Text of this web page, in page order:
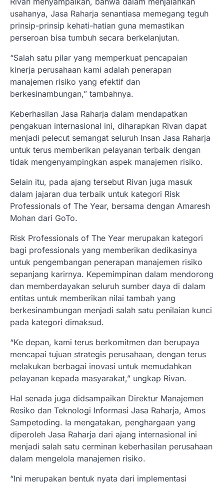
usahanya, Jasa Raharja senantiasa memegang teguh
prinsip-prinsip kehati-hatian guna memastikan
perseroan bisa tumbuh secara berkelanjutan.
“Salah satu pilar yang memperkuat pencapaian
kinerja perusahaan kami adalah penerapan
manajemen risiko yang efektif dan
berkesinambungan,” tambahnya.
Keberhasilan Jasa Raharja dalam mendapatkan
pengakuan internasional ini, diharapkan Rivan dapat
menjadi pelecut semangat seluruh Insan Jasa Raharja
untuk terus memberikan pelayanan terbaik dengan
tidak mengenyampingkan aspek manajemen risiko.
Selain itu, pada ajang tersebut Rivan juga masuk
dalam jajaran dua terbaik untuk kategori Risk
Professionals of The Year, bersama dengan Amaresh
Mohan dari GoTo.
Risk Professionals of The Year merupakan kategori
bagi professionals yang memberikan dedikasinya
untuk pengembangan penerapan manajemen risiko
sepanjang karirnya. Kepemimpinan dalam mendorong
dan memberdayakan seluruh sumber daya di dalam
entitas untuk memberikan nilai tambah yang
berkesinambungan menjadi salah satu penilaian kunci
pada kategori dimaksud.
“Ke depan, kami terus berkomitmen dan berupaya
mencapai tujuan strategis perusahaan, dengan terus
melakukan berbagai inovasi untuk memudahkan
pelayanan kepada masyarakat,” ungkap Rivan.
Hal senada juga didsampaikan Direktur Manajemen
Resiko dan Teknologi Informasi Jasa Raharja, Amos
Sampetoding. Ia mengatakan, penghargaan yang
diperoleh Jasa Raharja dari ajang internasional ini
menjadi salah satu cerminan keberhasilan perusahaan
dalam mengelola manajemen risiko.
“Ini merupakan bentuk nyata dari implementasi